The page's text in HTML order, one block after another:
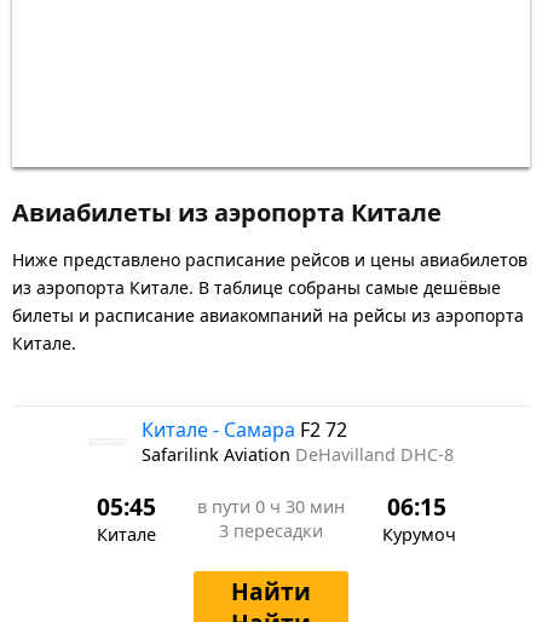
Авиабилеты из аэропорта Китале
Ниже представлено расписание рейсов и цены авиабилетов
из аэропорта Китале. В таблице собраны самые дешёвые
билеты и расписание авиакомпаний на рейсы из аэропорта
Китале.
Китале - Самара F2 72
Safarilink Aviation DeHavilland DHC-8
05:45
Китале
в пути 0 ч 30 мин
3 пересадки
06:15
Курумоч
Найти